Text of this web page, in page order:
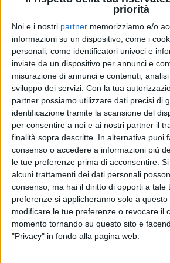
priorità
Noi e i nostri partner memorizziamo e/o
informazioni su un dispositivo, come i
personali, come identificatori univoci e
inviate da un dispositivo per annunci e
misurazione di annunci e contenuti,
sviluppo dei servizi. Con la tua
partner possiamo utilizzare dati precisi di
identificazione tramite la scansione del
per consentire a noi e ai nostri partner il
finalità sopra descritte. In alternativa puoi
consenso o accedere a informazioni più
le tue preferenze prima di acconsentire.
alcuni trattamenti dei dati personali
consenso, ma hai il diritto di opporti a tale
preferenze si applicheranno solo a questo
modificare le tue preferenze o revocare il
momento tornando su questo sito e
"Privacy" in fondo alla pagina web.
delicato
morti sul lavoro.
La canzone parte dalla storia di un
giorno, è “
sparito in un lampo
”,
che non ha mai più potuto veder
proprio “L’uomo nel lampo” il
Jannaccial pianoe Massinial
da una scenografia e da diverse
aipadriche hanno vissuto
rappresentare in generale tutti
lavoratoriche hanno
troppo presto .